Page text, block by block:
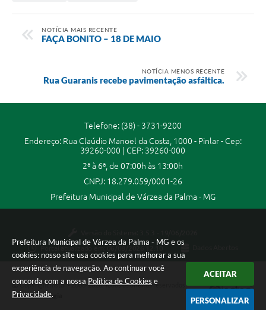
Prefeitura Municipal de Várzea da Palma - MG e os
cookies: nosso site usa cookies para melhorar a sua
experiência de navegação. Ao continuar você
concorda com a nossa Política de Cookies e
Privacidade.
ACEITAR
PERSONALIZAR
NOTÍCIA MAIS RECENTE
FAÇA BONITO – 18 DE MAIO
NOTÍCIA MENOS RECENTE
Rua Guaranis recebe pavimentação asfáltica.
Telefone: (38) - 3731-9200
Endereço: Rua Claúdio Manoel da Costa, 1000 - Pinlar - Cep:
39260-000 | CEP: 39260-000
2ª à 6ª, de 07:00h às 13:00h
CNPJ: 18.279.059/0001-26
Prefeitura Municipal de Várzea da Palma - MG
Portal atualizado em:
Copyright Instar - 2006-2026. Todos os direitos reservados -
Instar Tecnologia